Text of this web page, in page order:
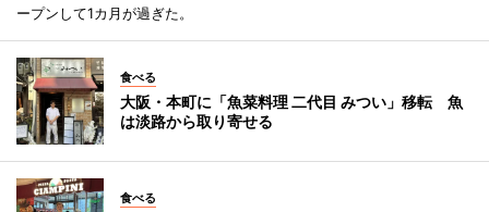
ープンして1カ月が過ぎた。
食べる
大阪・本町に「魚菜料理 二代目 みつい」移転 魚
は淡路から取り寄せる
食べる